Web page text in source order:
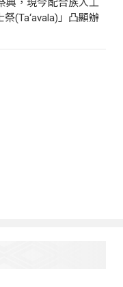
典，現今配合族人工
(Ta‘avala)」凸顯辦